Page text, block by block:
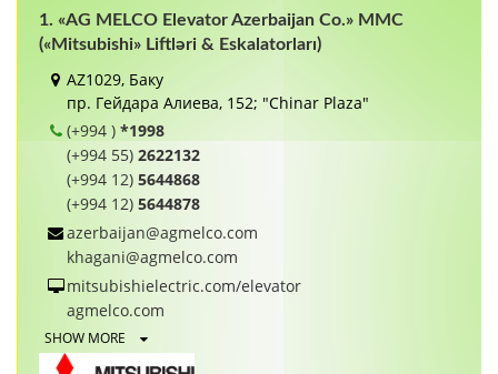
1. «AG MELCO Elevator Azerbaijan Co.» MMC
(«Mitsubishi» Liftləri & Eskalatorları)
AZ1029, Баку
пр. Гейдара Алиева, 152; "Chinar Plaza"
(+994 ) *1998
(+994 55) 2622132
(+994 12) 5644868
(+994 12) 5644878
azerbaijan@agmelco.com
khagani@agmelco.com
mitsubishielectric.com/elevator
agmelco.com
SHOW MORE